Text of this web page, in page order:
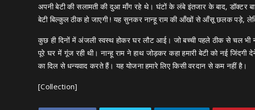
अपनी बेटी की सलामती की दुआ माँग रहे थे। घंटों के लंबे इंतजार के बाद,
बेटी बिल्कुल ठीक हो जाएगी ! यह सुनकर नान्हू राम की आँखों से आँसू छलक पड़े,
कुछ ही दिनों में अंजली स्वस्थ होकर घर लौट आई। जो बच्ची पहले ठीक से चल
पूरे घर में गूंज रही थी। नान्हू राम ने हाथ जोड़कर कहा हमारी बेटी को नई जिंदगी
का दिल से धन्यवाद करते हैं। यह योजना हमारे लिए किसी वरदान से कम नहीं है।
[Collection]